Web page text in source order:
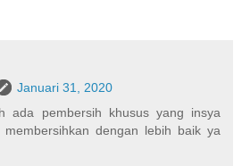
Januari 31, 2020
ada pembersih khusus yang insya
dengan lebih baik ya